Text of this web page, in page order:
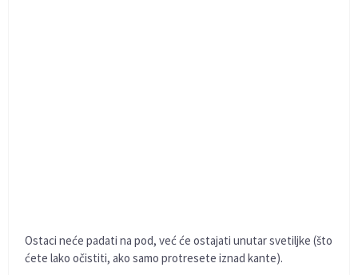
Ostaci neće padati na pod, već će ostajati unutar svetiljke (što
ćete lako očistiti, ako samo protresete iznad kante).